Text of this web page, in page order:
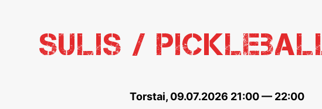
Sulis /
Torstai, 09.07.2026 21:00 — 22:00